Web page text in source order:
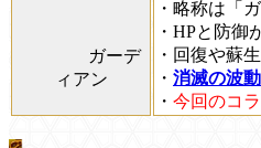
ガーデ
ィアン
・略称は「ガ
・HPと防御
・回復や蘇
・ 消滅の波動
・ 今回のコ